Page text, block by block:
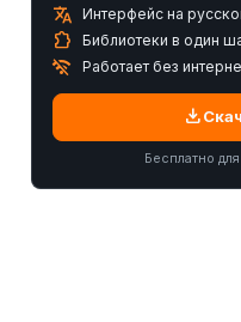
translate Интерфейс на
extension Библиотеки в один
wifi_off Работает без
download
Бесплатно